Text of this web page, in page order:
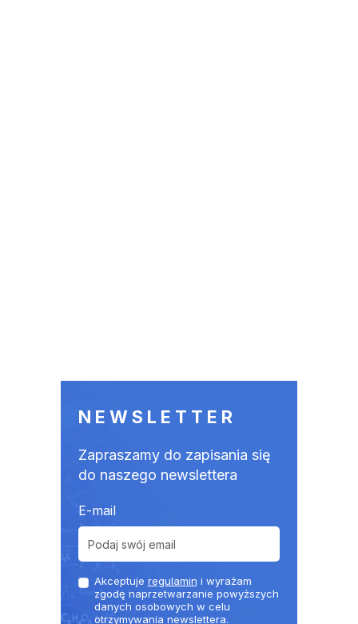
NEWSLETTER
Zapraszamy do zapisania się
do naszego newslettera
E-mail
Akceptuje regulamin i wyrażam
zgodę naprzetwarzanie powyższych
danych osobowych w celu
otrzymywania newslettera.